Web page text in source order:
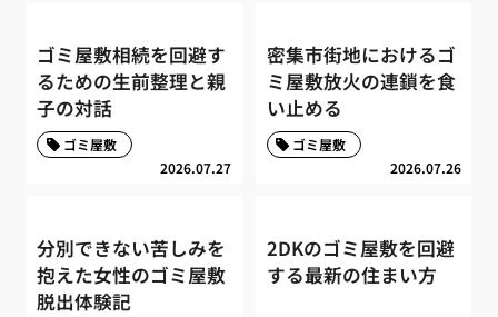
ゴミ屋敷相続を回避す
るための生前整理と親
子の対話
2026.07.27
ゴミ屋敷
密集市街地におけるゴ
ミ屋敷放火の連鎖を食
い止める
2026.07.26
ゴミ屋敷
分別できない苦しみを
抱えた女性のゴミ屋敷
脱出体験記
2DKのゴミ屋敷を回避
する最新の住まい方